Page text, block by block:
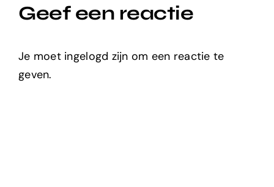
Geef een reactie
Je moet ingelogd zijn om een reactie te
geven.